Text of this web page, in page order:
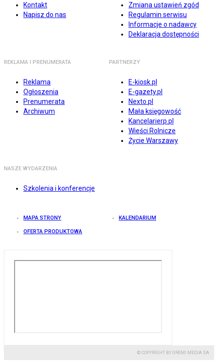
Kontakt
Napisz do nas
Zmiana ustawień zgód
Regulamin serwisu
Informacje o nadawcy
Deklaracja dostępności
REKLAMA I PRENUMERATA
Reklama
Ogłoszenia
Prenumerata
Archiwum
PARTNERZY
E-kiosk.pl
E-gazety.pl
Nexto.pl
Mała księgowość
Kancelarierp.pl
Wieści Rolnicze
Życie Warszawy
NASZE WYDARZENIA
Szkolenia i konferencje
MAPA STRONY KALENDARIUM
OFERTA PRODUKTOWA
© COPYRIGHT BY GREMI MEDIA SA